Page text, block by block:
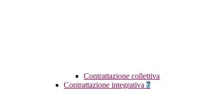
Contrattazione collettiva
Contrattazione integrativa 7